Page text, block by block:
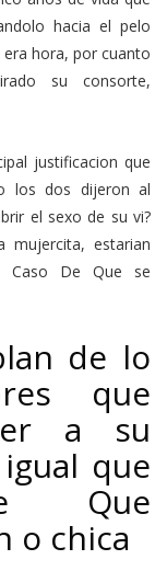
hacia el pelo
hora, por cuanto
su consorte,
justificacion que
los dos dijeron al
el sexo de su vi?
mujercita, estarian
Caso De Que se
de lo
que
a su
que
Que
o chica